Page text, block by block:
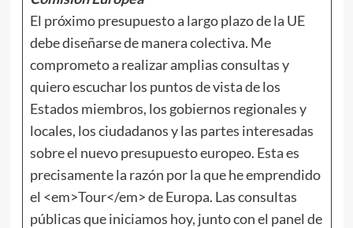
El próximo presupuesto a largo plazo de la UE
debe diseñarse de manera colectiva. Me
comprometo a realizar amplias consultas y
quiero escuchar los puntos de vista de los
Estados miembros, los gobiernos regionales y
locales, los ciudadanos y las partes interesadas
sobre el nuevo presupuesto europeo. Esta es
precisamente la razón por la que he emprendido
el <em>Tour</em> de Europa. Las consultas
públicas que iniciamos hoy, junto con el panel de